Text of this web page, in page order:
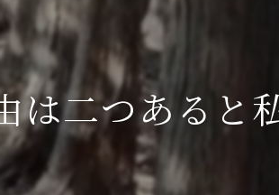
病気
教室
は二つあると